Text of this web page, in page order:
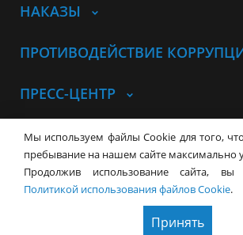
НАКАЗЫ
ПРОТИВОДЕЙСТВИЕ
ПРЕСС-ЦЕНТР
© Совет депутатов города
НовосибирскаКонтакты Карта
630099, г. Новосибирск, Красный
проспект, 34
Мы используем файлы Cookie для того,
пребывание на нашем сайте максимально
Продолжив использование сайта, вы
Политикой использования файлов Cookie.
Принять